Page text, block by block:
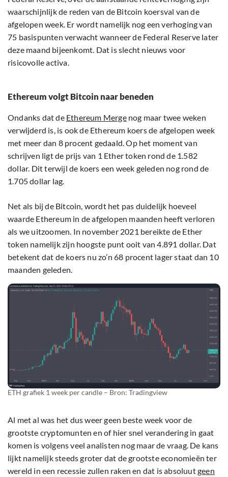
waarschijnlijk de reden van de Bitcoin koersval van de
afgelopen week. Er wordt namelijk nog een verhoging van
75 basispunten verwacht wanneer de Federal Reserve later
deze maand bijeenkomt. Dat is slecht nieuws voor
risicovolle activa.
Ethereum volgt Bitcoin naar beneden
Ondanks dat de Ethereum Mergenog maar twee weken
verwijderd is, is ook de Ethereum koers de afgelopen week
met meer dan 8 procent gedaald. Op het moment van
schrijven ligt de prijs van 1 Ether token rond de 1.582
dollar. Dit terwijl de koers een week geleden nog rond de
1.705 dollar lag.
Net als bij de Bitcoin, wordt het pas duidelijk hoeveel
waarde Ethereum in de afgelopen maanden heeft verloren
als we uitzoomen. In november 2021 bereikte de Ether
token namelijk zijn hoogste punt ooit van 4.891 dollar. Dat
betekent dat de koers nu zo’n 68 procent lager staat dan 10
maanden geleden.
ETH grafiek 1 week per candle – Bron: Tradingview
Al met al was het dus weer geen beste week voor de
grootste cryptomunten en of hier snel verandering in gaat
komen is volgens veel analisten nog maar de vraag. De kans
lijkt namelijk steeds groter dat de grootste economieën ter
wereld in een recessie zullen raken en dat is absoluutgeen